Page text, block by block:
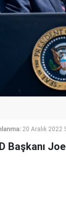
20 Aralık 2022
Başkanı